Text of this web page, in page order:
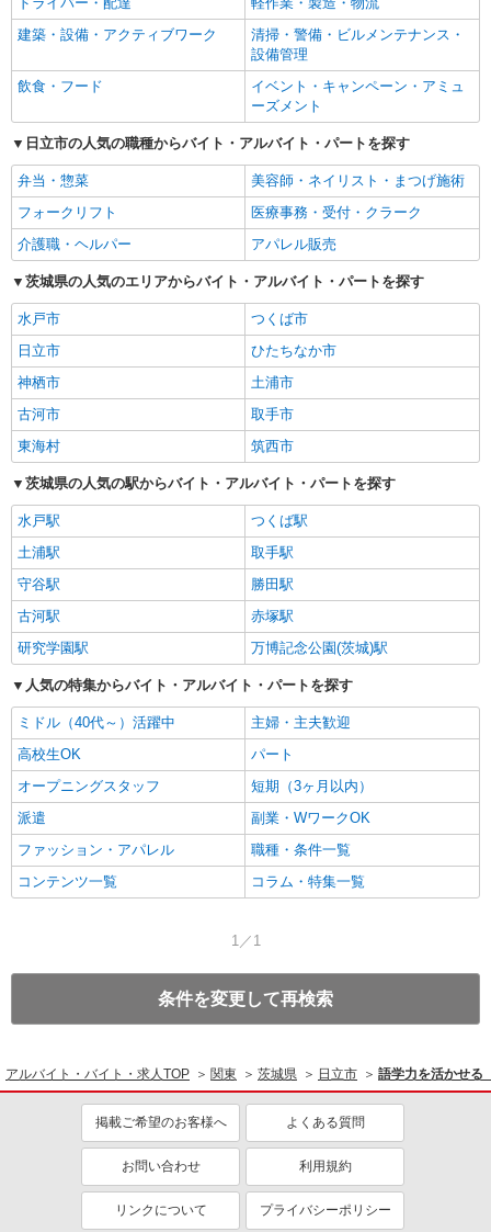
建築・設備・アクティブワーク
清掃・警備・ビルメンテナンス・
設備管理
飲食・フード
イベント・キャンペーン・アミュ
ーズメント
日立市の人気の職種からバイト・アルバイト・パートを探す
弁当・惣菜
美容師・ネイリスト・まつげ施術
フォークリフト
医療事務・受付・クラーク
介護職・ヘルパー
アパレル販売
茨城県の人気のエリアからバイト・アルバイト・パートを探す
水戸市
つくば市
日立市
ひたちなか市
神栖市
土浦市
古河市
取手市
東海村
筑西市
茨城県の人気の駅からバイト・アルバイト・パートを探す
水戸駅
つくば駅
土浦駅
取手駅
守谷駅
勝田駅
古河駅
赤塚駅
研究学園駅
万博記念公園(茨城)駅
人気の特集からバイト・アルバイト・パートを探す
ミドル（40代～）活躍中
主婦・主夫歓迎
高校生OK
パート
オープニングスタッフ
短期（3ヶ月以内）
派遣
副業・WワークOK
ファッション・アパレル
職種・条件一覧
コンテンツ一覧
コラム・特集一覧
1／1
条件を変更して再検索
アルバイト・バイト・求人TOP 関東 茨城県 日立市 語学力を活かせる
掲載ご希望のお客様へ よくある質問
お問い合わせ 利用規約
リンクについて プライバシーポリシー